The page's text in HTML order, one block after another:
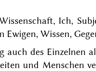
Ich,
Ewigen, Wissen,
des Einzelnen
und Menschen